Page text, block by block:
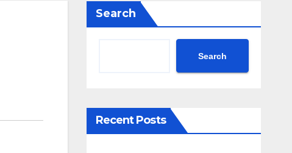
Search
Search
Recent Posts